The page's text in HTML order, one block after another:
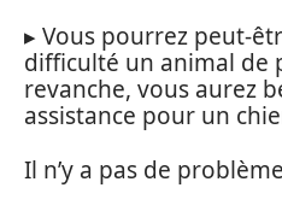
▸ Vous pourrez peut-
difficulté un animal de
revanche, vous aurez
assistance pour un
Il n’y a pas de